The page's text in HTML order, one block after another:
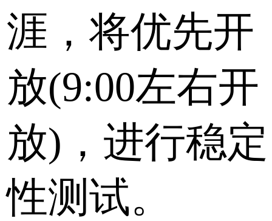
涯，将优先开
放(9:00左右开
放)，进行稳定
性测试。